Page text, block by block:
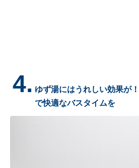
4. ゆず湯にはうれしい効果が
で快適なバスタイムを